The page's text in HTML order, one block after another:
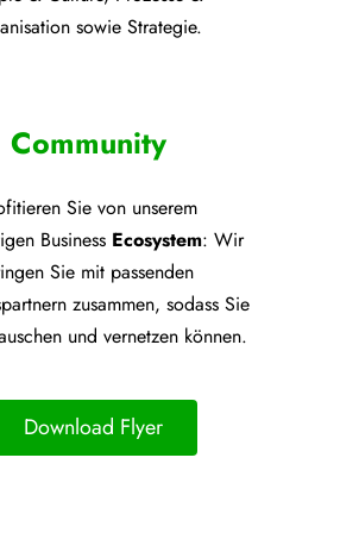
sowie Strategie.
Community
Sie von unserem
Business Ecosystem: Wir
Sie mit passenden
zusammen, sodass Sie
und vernetzen können.
Download Flyer